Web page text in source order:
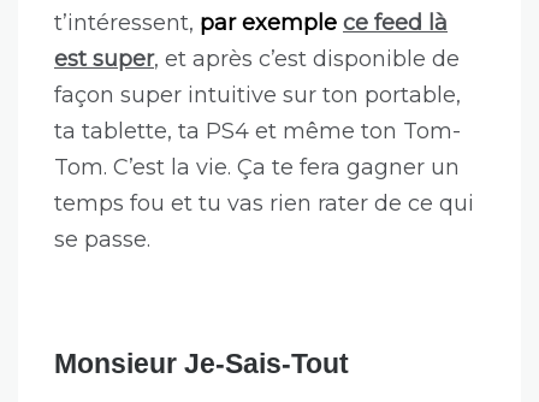
t’intéressent, par exemple ce feed là
est super, et après c’est disponible de
façon super intuitive sur ton portable,
ta tablette, ta PS4 et même ton Tom-
Tom. C’est la vie. Ça te fera gagner un
temps fou et tu vas rien rater de ce qui
se passe.
Monsieur Je-Sais-Tout